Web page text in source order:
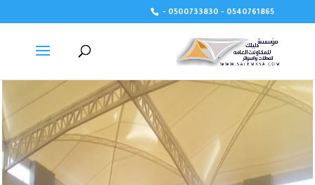
- 0500733830 - 0540761865